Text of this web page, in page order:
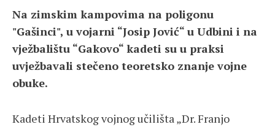
Na zimskim kampovima na poligonu
"Gašinci", u vojarni “Josip Jović“ u Udbini i na
vježbalištu “Gakovo“ kadeti su u praksi
uvježbavali stečeno teoretsko znanje vojne
obuke.
Kadeti Hrvatskog vojnog učilišta „Dr. Franjo